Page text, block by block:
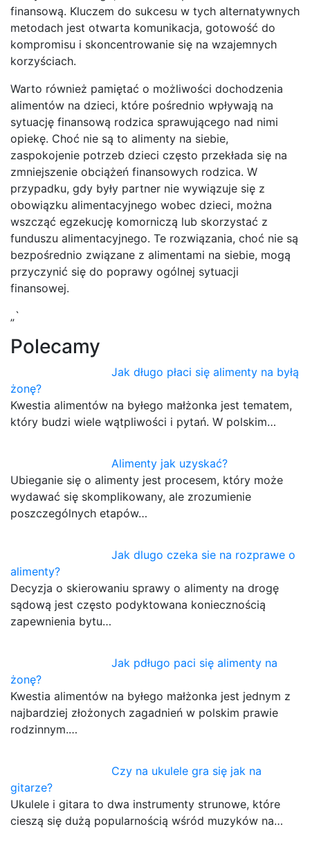
finansową. Kluczem do sukcesu w tych alternatywnych
metodach jest otwarta komunikacja, gotowość do
kompromisu i skoncentrowanie się na wzajemnych
korzyściach.
Warto również pamiętać o możliwości dochodzenia
alimentów na dzieci, które pośrednio wpływają na
sytuację finansową rodzica sprawującego nad nimi
opiekę. Choć nie są to alimenty na siebie,
zaspokojenie potrzeb dzieci często przekłada się na
zmniejszenie obciążeń finansowych rodzica. W
przypadku, gdy były partner nie wywiązuje się z
obowiązku alimentacyjnego wobec dzieci, można
wszcząć egzekucję komorniczą lub skorzystać z
funduszu alimentacyjnego. Te rozwiązania, choć nie są
bezpośrednio związane z alimentami na siebie, mogą
przyczynić się do poprawy ogólnej sytuacji
finansowej.
„`
Polecamy
Jak długo płaci się alimenty na byłą
żonę?
Kwestia alimentów na byłego małżonka jest tematem,
który budzi wiele wątpliwości i pytań. W polskim…
Alimenty jak uzyskać?
Ubieganie się o alimenty jest procesem, który może
wydawać się skomplikowany, ale zrozumienie
poszczególnych etapów…
Jak dlugo czeka sie na rozprawe o
alimenty?
Decyzja o skierowaniu sprawy o alimenty na drogę
sądową jest często podyktowana koniecznością
zapewnienia bytu…
Jak pdługo paci się alimenty na
żonę?
Kwestia alimentów na byłego małżonka jest jednym z
najbardziej złożonych zagadnień w polskim prawie
rodzinnym.…
Czy na ukulele gra się jak na
gitarze?
Ukulele i gitara to dwa instrumenty strunowe, które
cieszą się dużą popularnością wśród muzyków na…